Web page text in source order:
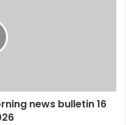
news bulletin 16